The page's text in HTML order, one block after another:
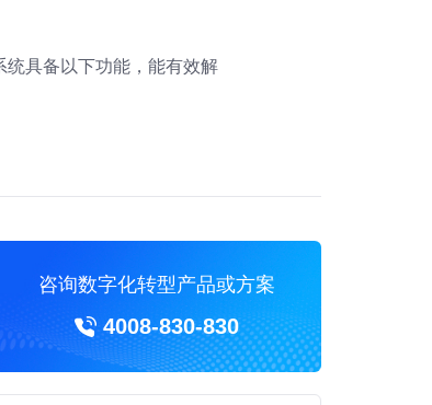
具备以下功能，能有效解
咨询数字化转型产品或方案
4008-830-830